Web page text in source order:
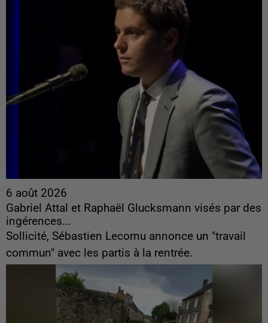
6 août 2026
Gabriel Attal et Raphaël Glucksmann visés par des
ingérences...
Sollicité, Sébastien Lecornu annonce un "travail
commun" avec les partis à la rentrée.